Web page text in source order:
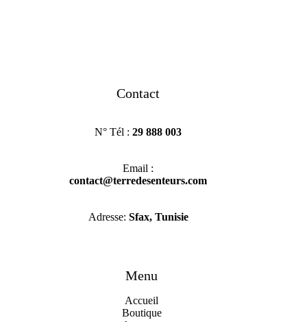
Contact
N° Tél :29 888 003
Email :
contact@terredesenteurs.com
Adresse: Sfax, Tunisie
Menu
Accueil
Boutique